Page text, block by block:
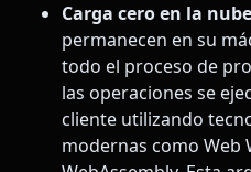
Carga cero en la
permanecen en su
todo el proceso de
las operaciones se
cliente utilizando
modernas como Web